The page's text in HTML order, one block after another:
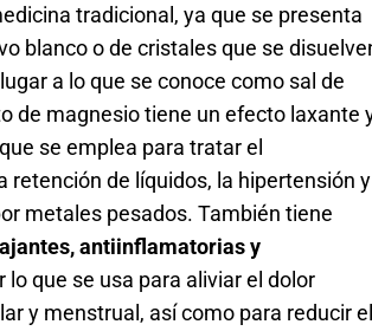
tradicional, ya que se presenta
blanco o de cristales que se
a lo que se conoce como sal de
de magnesio tiene un efecto laxante
se emplea para tratar el
retención de líquidos, la hipertensión y
metales pesados. También tiene
antiinflamatorias y
lo que se usa para aliviar el dolor
y menstrual, así como para reducir el